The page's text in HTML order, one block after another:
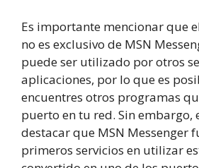
Es importante mencionar que
no es exclusivo de MSN
puede ser utilizado por otros
aplicaciones, por lo que es
encuentres otros programas
puerto en tu red. Sin embargo,
destacar que MSN Messenger
primeros servicios en utilizar